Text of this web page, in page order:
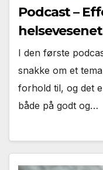
Podcast –
I den første
snakke om et
forhold til, og det
både på godt og…